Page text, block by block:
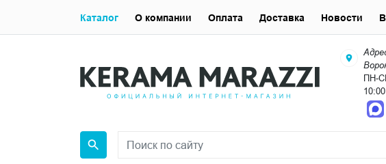
ПН-
Каталог О компании Оплата Доставка Новости